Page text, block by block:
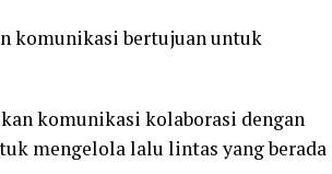
komunikasi bertujuan untuk
komunikasi kolaborasi dengan
mengelola lalu lintas yang berada